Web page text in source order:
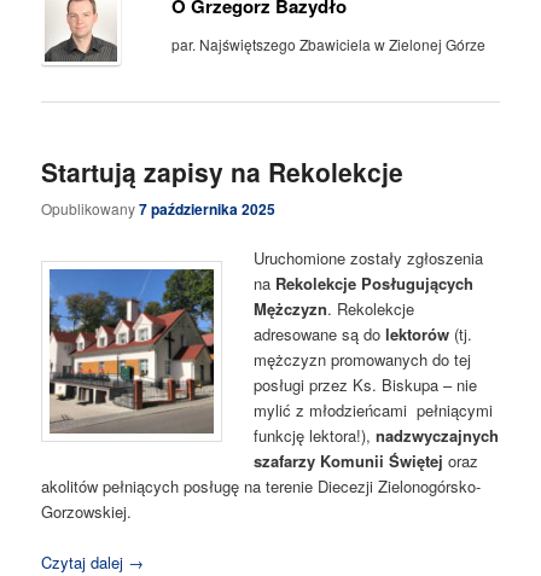
O Grzegorz Bazydło
par. Najświętszego Zbawiciela w Zielonej Górze
Startują zapisy na Rekolekcje
Opublikowany7 października 2025
Uruchomione zostały zgłoszenia
na Rekolekcje Posługujących
Mężczyzn. Rekolekcje
adresowane są dolektorów (tj.
mężczyzn promowanych do tej
posługi przez Ks. Biskupa – nie
mylić z młodzieńcami pełniącymi
funkcję lektora!),nadzwyczajnych
szafarzy Komunii Świętej oraz
akolitów pełniących posługę na terenie Diecezji Zielonogórsko-
Gorzowskiej.
Czytaj dalej →